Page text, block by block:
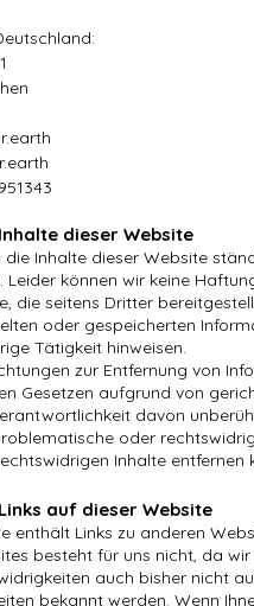
dieser Website
Inhalte dieser Website
Leider können wir keine
die seitens Dritter
oder gespeicherten
Tätigkeit hinweisen.
zur Entfernung von
Gesetzen aufgrund von
davon
oder
Inhalte entfernen
auf dieser Website
enthält Links zu anderen
besteht für uns nicht, da
auch bisher nicht
bekannt werden. Wenn